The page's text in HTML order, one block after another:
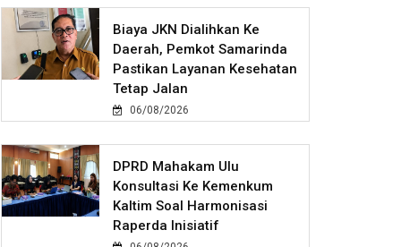
Biaya JKN Dialihkan Ke
Daerah, Pemkot Samarinda
Pastikan Layanan Kesehatan
Tetap Jalan
06/08/2026
DPRD Mahakam Ulu
Konsultasi Ke Kemenkum
Kaltim Soal Harmonisasi
Raperda Inisiatif